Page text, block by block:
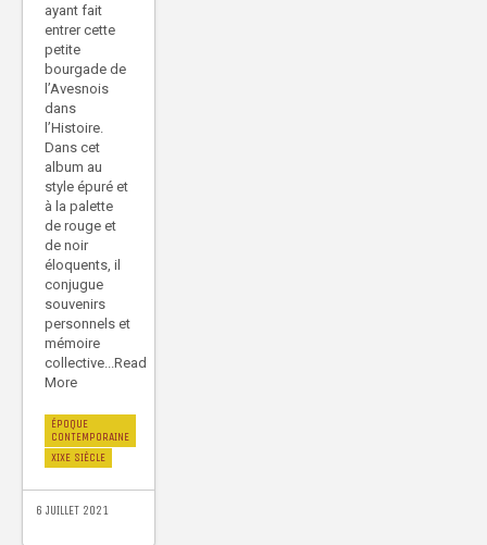
ayant fait
entrer cette
petite
bourgade de
l’Avesnois
dans
l’Histoire.
Dans cet
album au
style épuré et
à la palette
de rouge et
de noir
éloquents, il
conjugue
souvenirs
personnels et
mémoire
collective...Read
More
ÉPOQUE
CONTEMPORAINE
XIXE SIÈCLE
6 JUILLET 2021